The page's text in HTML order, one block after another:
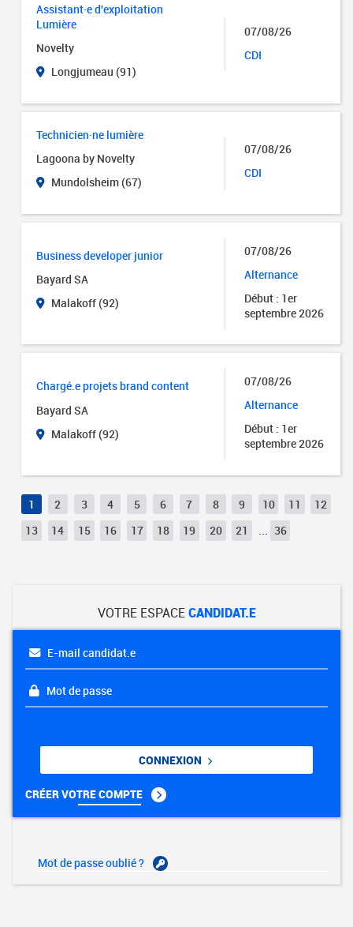
Assistant·e d'exploitation
Lumière
Novelty
Longjumeau (91)
07/08/26
CDI
Technicien·ne lumière
Lagoona by Novelty
Mundolsheim (67)
07/08/26
CDI
Business developer junior
Bayard SA
Malakoff (92)
07/08/26
Alternance
Début : 1er
septembre 2026
Chargé.e projets brand content
Bayard SA
Malakoff (92)
07/08/26
Alternance
Début : 1er
septembre 2026
1 2 3 4 5 6 7 8 9 10 11
12
13
14 15 16 17 18 19 20 21 ... 36
VOTRE ESPACECANDIDAT.E
E-mail candidat.e
Mot de passe
CONNEXION
CRÉER VOTRE COMPTE
Mot de passe oublié ?